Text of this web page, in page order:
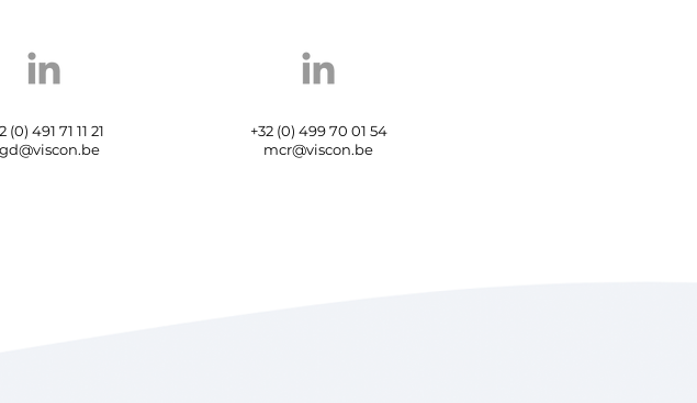
(0) 491 71 11 21
+32 (0) 499 70 01 54
mcr@viscon.be